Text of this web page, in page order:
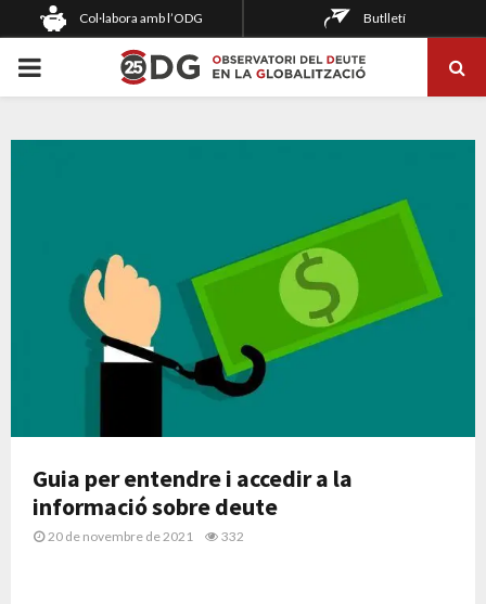
Col·labora amb l’ODG Butlletí
PRIMARY
Guia per entendre i accedir a la
informació sobre deute
20 de novembre de 2021 332